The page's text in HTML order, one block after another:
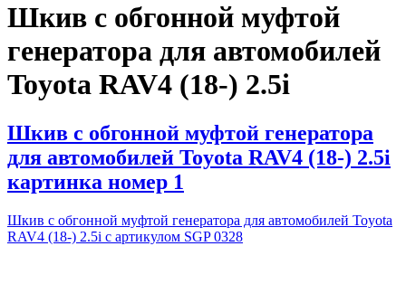
Шкив с обгонной муфтой
генератора для автомобилей
Toyota RAV4 (18-) 2.5i
Шкив с обгонной муфтой генератора
для автомобилей Toyota RAV4 (18-) 2.5i
картинка номер 1
Шкив с обгонной муфтой генератора для автомобилей Toyota
RAV4 (18-) 2.5i с артикулом SGP 0328